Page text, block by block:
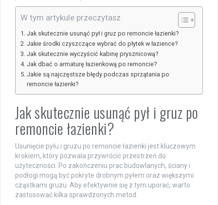
W tym artykule przeczytasz
Jak skutecznie usunąć pył i gruz po remoncie łazienki?
Jakie środki czyszczące wybrać do płytek w łazience?
Jak skutecznie wyczyścić kabinę prysznicową?
Jak dbać o armaturę łazienkową po remoncie?
Jakie są najczęstsze błędy podczas sprzątania po
remoncie łazienki?
Jak skutecznie usunąć pył i gruz po
remoncie łazienki?
Usunięcie pyłu i gruzu po remoncie łazienki jest kluczowym
krokiem, który pozwala przywrócić przestrzeń do
użyteczności. Po zakończeniu prac budowlanych, ściany i
podłogi mogą być pokryte drobnym pyłem oraz większymi
cząstkami gruzu. Aby efektywnie się z tym uporać, warto
zastosować kilka sprawdzonych metod.